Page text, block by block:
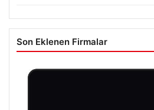
Son Eklenen Firmalar